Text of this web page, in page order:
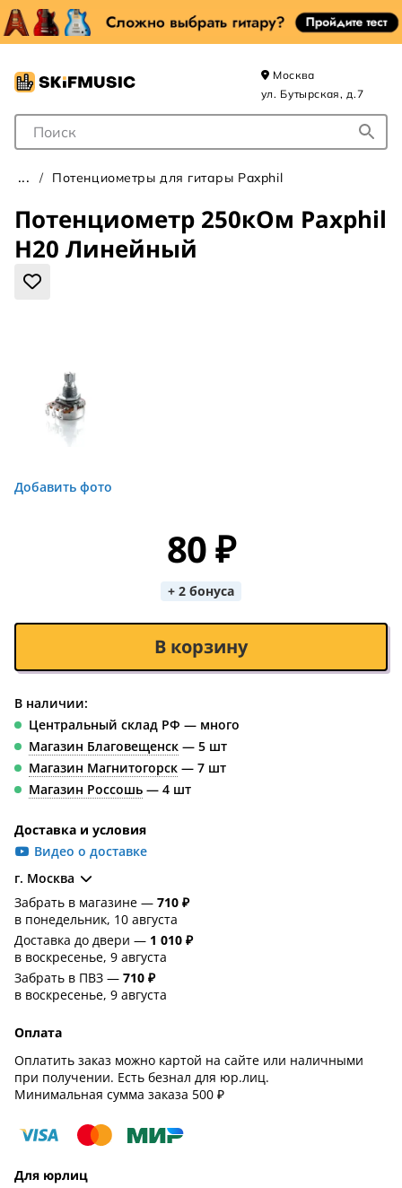
Поле для Поиска
Москва
ул. Бутырская, д.7
Потенциометры для гитары Paxphil
Потенциометр 250кОм Paxphil
H20 Линейный
Добавить фото
80 ₽
+ 2 бонуса
В корзину
В наличии:
Центральный склад РФ — много
Магазин Благовещенск — 5 шт
Магазин Магнитогорск — 7 шт
Магазин Россошь — 4 шт
Доставка и условия
Видео о доставке
г. Москва
Забрать в магазине — 710 ₽
в понедельник, 10 августа
Доставка до двери — 1 010 ₽
в воскресенье, 9 августа
Забрать в ПВЗ — 710 ₽
в воскресенье, 9 августа
Оплата
Оплатить заказ можно картой на сайте или наличными
при получении. Есть безнал для юр.лиц.
Минимальная сумма заказа 500 ₽
Для юрлиц